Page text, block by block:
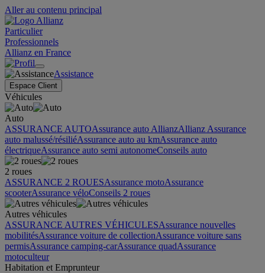
Aller au contenu principal
Particulier
Professionnels
Allianz en France
Assistance
Espace Client
Véhicules
Auto
ASSURANCE AUTOAssurance auto AllianzAllianz Assurance
auto malussé/résiliéAssurance auto au kmAssurance auto
électriqueAssurance auto semi autonomeConseils auto
2 roues
ASSURANCE 2 ROUESAssurance motoAssurance
scooterAssurance véloConseils 2 roues
Autres véhicules
ASSURANCE AUTRES VÉHICULESAssurance nouvelles
mobilitésAssurance voiture de collectionAssurance voiture sans
permisAssurance camping-carAssurance quadAssurance
motoculteur
Habitation et Emprunteur